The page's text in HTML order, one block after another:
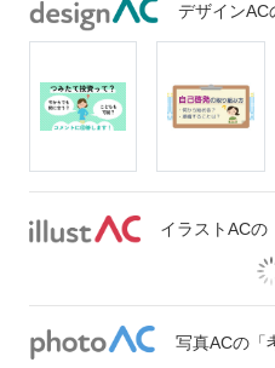
デザインAC
イラストACの
写真ACの「